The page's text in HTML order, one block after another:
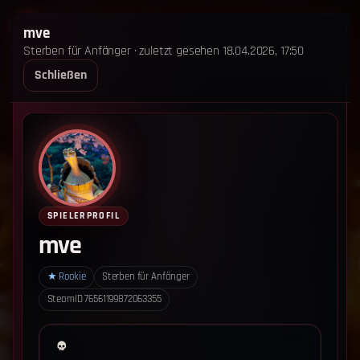
STARTSEITE
ANKÜNDIGUNGEN
LOGIN
‹ Zurück zum Leaderboard
mve
Sterben für Anfänger · zuletzt gesehen 18.04.2026, 17:50
Schließen
SPIELERPROFIL
mve
★ Rookie
Sterben für Anfänger
SteamID76561199872063355
ImpressumDatenschutz
Cookie-Einstellungen
Sterben für Anfänger - Alle Rechte vorbehalten.
Datenschutz-Einstellungen